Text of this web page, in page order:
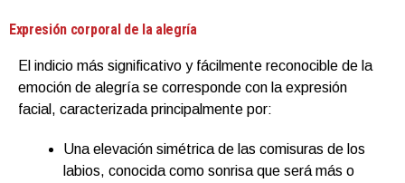
Expresión corporal de la alegría
El indicio más significativo y fácilmente reconocible de la
emoción de alegría se corresponde con la expresión
facial, caracterizada principalmente por:
Una elevación simétrica de las comisuras de los
labios, conocida como sonrisa que será más o